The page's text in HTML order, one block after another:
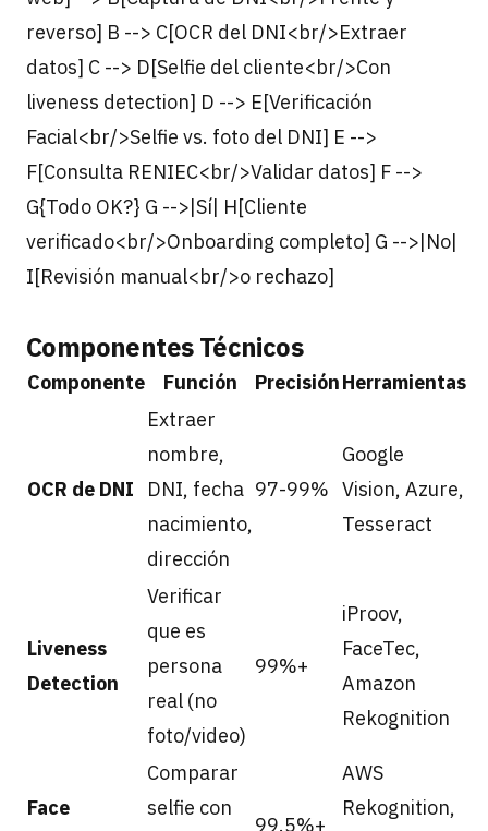
reverso] B --> C[OCR del DNI<br/>Extraer
datos] C --> D[Selfie del cliente<br/>Con
liveness detection] D --> E[Verificación
Facial<br/>Selfie vs. foto del DNI] E -->
F[Consulta RENIEC<br/>Validar datos] F -->
G{Todo OK?} G -->|Sí| H[Cliente
verificado<br/>Onboarding completo] G -->|No|
I[Revisión manual<br/>o rechazo]
Componentes Técnicos
Componente Función PrecisiónHerramientas
OCR de DNI
Extraer
nombre,
DNI, fecha
nacimiento,
dirección
97-99%
Google
Vision, Azure,
Tesseract
Liveness
Detection
Verificar
que es
persona
real (no
foto/video)
99%+
iProov,
FaceTec,
Amazon
Rekognition
Face
Comparar
selfie con
99.5%+
AWS
Rekognition,